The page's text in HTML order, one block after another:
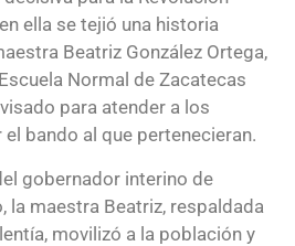
ella se tejió una historia
Beatriz González Ortega,
Normal de Zacatecas
para atender a los
bando al que pertenecieran.
gobernador interino de
la maestra Beatriz, respaldada
movilizó a la población y